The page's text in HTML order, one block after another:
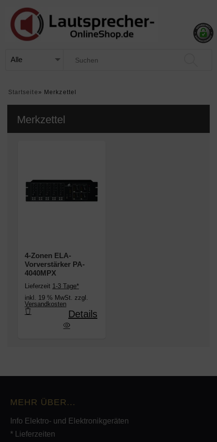
Startseite » Merkzettel
Merkzettel
4-Zonen ELA-
Vorverstärker PA-
4040MPX
Lieferzeit 1-3 Tage*
inkl. 19 % MwSt. zzgl.
Versandkosten
ELA-Vorverstärker PA-4040MPX
Details
MEHR ÜBER...
Info Elektro- und Elektronikgeräten
* Lieferzeiten